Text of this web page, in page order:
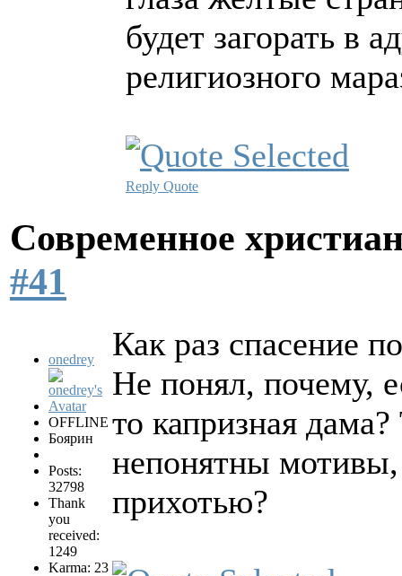
будет загорать в
религиозного
Reply Quote
Современное
#41
onedrey
OFFLINE
Боярин
Posts:
32798
Thank
you
received:
1249
Karma: 23
Как раз спасение
Не понял, почему,
то капризная
непонятны мотивы,
прихотью?